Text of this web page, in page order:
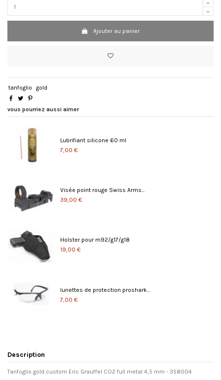
Ajouter au panier
tanfoglio gold
vous pourriez aussi aimer
Lubrifiant silicone 60 ml
7,00 €
Visée point rouge Swiss Arms...
39,00 €
Holster pour m92/g17/g18
19,00 €
lunettes de protection proshark...
7,00 €
Description
Tanfoglio gold custom Eric Grauffel CO2 full metal 4,5 mm - 358004